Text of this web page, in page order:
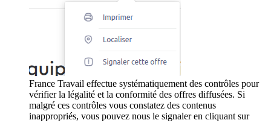
France Travail effectue systématiquement des contrôles pour
vérifier la légalité et la conformité des offres diffusées. Si
malgré ces contrôles vous constatez des contenus
inappropriés, vous pouvez nous le signaler en cliquant sur